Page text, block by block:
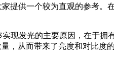
提供一个较为直观的参考
现发光的主要原因，在于
，从而带来了亮度和对比度的